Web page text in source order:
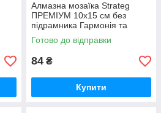
Алмазна мозаїка Strateg
ПРЕМІУМ 10х15 см без
підрамника Гармонія та
спокій (YAB28548)
Готово до відправки
84 ₴
Купити